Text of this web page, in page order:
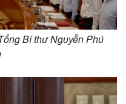
Video
Bí thư Nguyễn Phú